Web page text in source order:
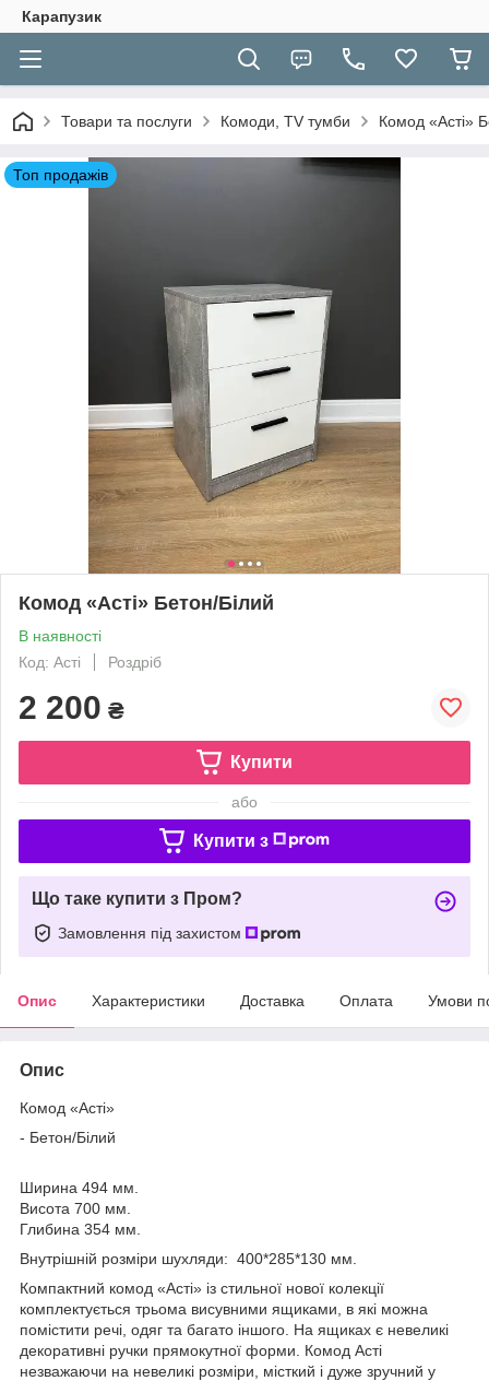
Карапузик
Товари та послуги Комоди, TV тумби Комод «Асті»
Топ продажів
Комод «Асті» Бетон/Білий
В наявності
Код: Асті
Роздріб
2 200 ₴
Купити
або
Купити з
Що таке купити з Пром?
Замовлення під захистом
Опис Характеристики Доставка Оплата Умови
Опис
Комод «Асті»
- Бетон/Білий
Ширина 494 мм.
Висота 700 мм.
Глибина 354 мм.
Внутрішній розміри шухляди: 400*285*130 мм.
Компактний комод «Асті» із стильної нової колекції
комплектується трьома висувними ящиками, в які можна
помістити речі, одяг та багато іншого. На ящиках є невеликі
декоративні ручки прямокутної форми. Комод Асті
незважаючи на невеликі розміри, місткий і дуже зручний у